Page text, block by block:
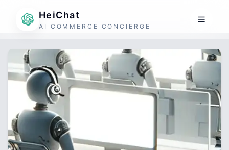
HeiChat
AI COMMERCE CONCIERGE